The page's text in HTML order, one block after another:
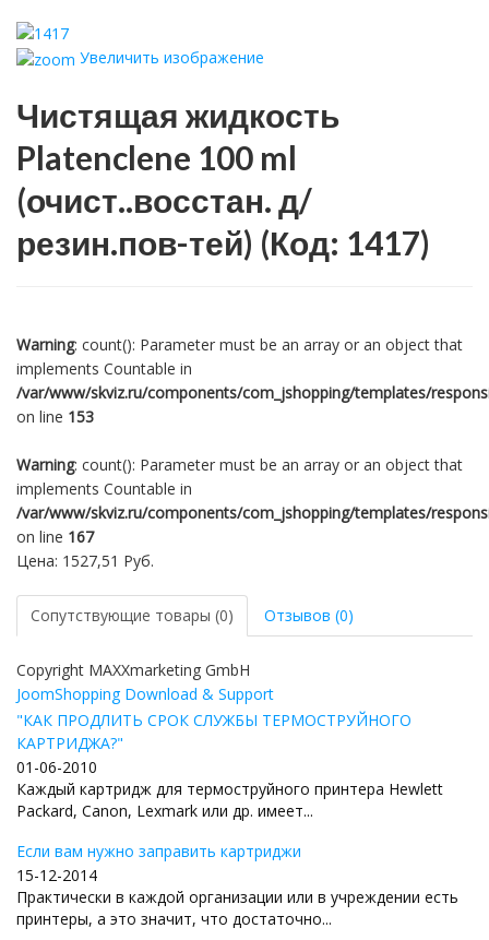
Увеличить изображение
Чистящая жидкость
Platenclene 100 ml
(очист..восстан. д/
резин.пов-тей) (Код: 1417)
Warning: count(): Parameter must be an array or an object that
implements Countable in
/var/www/skviz.ru/components/com_jshopping/templates/
on line 153
Warning: count(): Parameter must be an array or an object that
implements Countable in
/var/www/skviz.ru/components/com_jshopping/templates/
on line 167
Цена: 1527,51 Руб.
Сопутствующие товары (0) Отзывов (0)
Copyright MAXXmarketing GmbH
JoomShopping Download & Support
"КАК ПРОДЛИТЬ СРОК СЛУЖБЫ ТЕРМОСТРУЙНОГО
КАРТРИДЖА?"
01-06-2010
Каждый картридж для термоструйного принтера Hewlett
Packard, Canon, Lexmark или др. имеет...
Если вам нужно заправить картриджи
15-12-2014
Практически в каждой организации или в учреждении есть
принтеры, а это значит, что достаточно...